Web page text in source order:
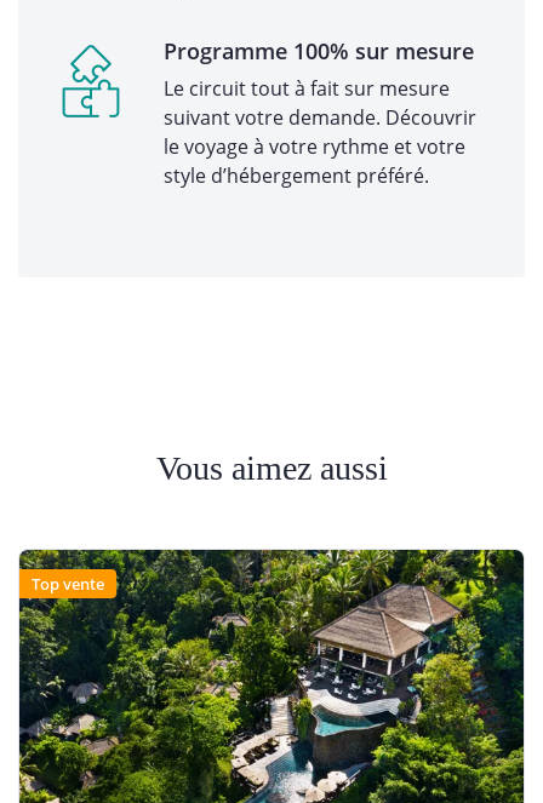
Programme 100% sur mesure
Le circuit tout à fait sur mesure
suivant votre demande. Découvrir
le voyage à votre rythme et votre
style d’hébergement préféré.
Vous aimez aussi
Top vente